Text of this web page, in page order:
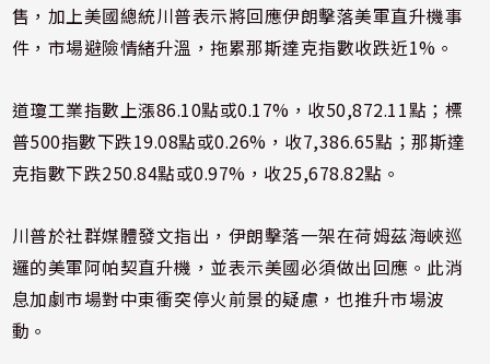
售，加上美國總統川普表示將回應伊朗擊落美軍直升機事
件，市場避險情緒升溫，拖累那斯達克指數收跌近1%。
道瓊工業指數上漲86.10點或0.17%，收50,872.11點；標
普500指數下跌19.08點或0.26%，收7,386.65點；那斯達
克指數下跌250.84點或0.97%，收25,678.82點。
川普於社群媒體發文指出，伊朗擊落一架在荷姆茲海峽巡
邏的美軍阿帕契直升機，並表示美國必須做出回應。此消
息加劇市場對中東衝突停火前景的疑慮，也推升市場波
動。